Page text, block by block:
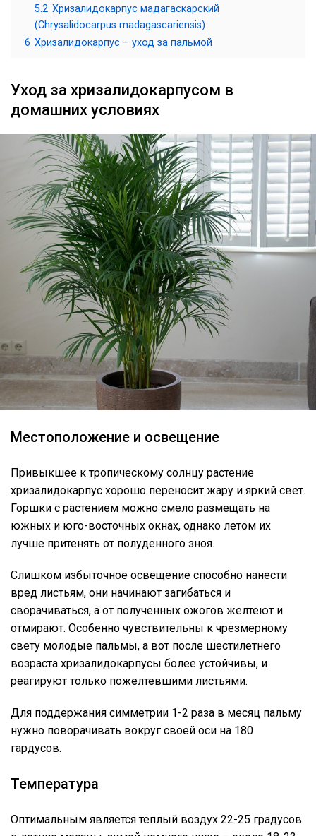
5.2 Хризалидокарпус мадагаскарский
(Chrysalidocarpus madagascariensis)
6 Хризалидокарпус – уход за пальмой
Уход за хризалидокарпусом в
домашних условиях
Местоположение и освещение
Привыкшее к тропическому солнцу растение
хризалидокарпус хорошо переносит жару и яркий свет.
Горшки с растением можно смело размещать на
южных и юго-восточных окнах, однако летом их
лучше притенять от полуденного зноя.
Слишком избыточное освещение способно нанести
вред листьям, они начинают загибаться и
сворачиваться, а от полученных ожогов желтеют и
отмирают. Особенно чувствительны к чрезмерному
свету молодые пальмы, а вот после шестилетнего
возраста хризалидокарпусы более устойчивы, и
реагируют только пожелтевшими листьями.
Для поддержания симметрии 1-2 раза в месяц пальму
нужно поворачивать вокруг своей оси на 180
гардусов.
Температура
Оптимальным является теплый воздух 22-25 градусов